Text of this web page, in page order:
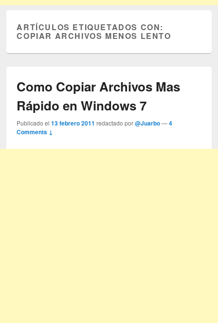
ARTÍCULOS ETIQUETADOS CON:
COPIAR ARCHIVOS MENOS LENTO
Como Copiar Archivos Mas
Rápido en Windows 7
Publicado el13 febrero 2011 redactado por@Juarbo —4
Comments ↓